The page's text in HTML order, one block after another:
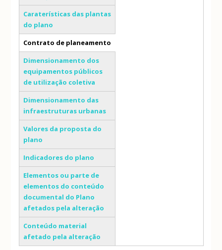
Caraterísticas das plantas
do plano
Contrato de planeamento
(separador ativo)
Dimensionamento dos
equipamentos públicos
de utilização coletiva
Dimensionamento das
infraestruturas urbanas
Valores da proposta do
plano
Indicadores do plano
Elementos ou parte de
elementos do conteúdo
documental do Plano
afetados pela alteração
Conteúdo material
afetado pela alteração